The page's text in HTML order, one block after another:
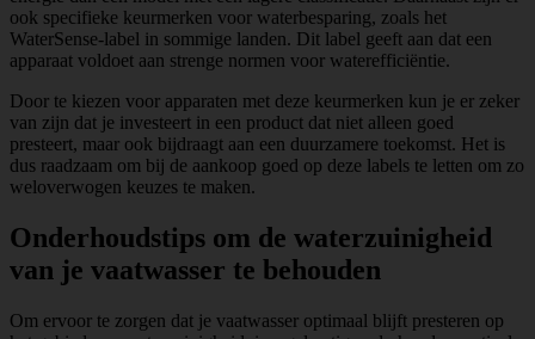
ook specifieke keurmerken voor waterbesparing, zoals het
WaterSense-label in sommige landen. Dit label geeft aan dat een
apparaat voldoet aan strenge normen voor waterefficiëntie.
Door te kiezen voor apparaten met deze keurmerken kun je er zeker
van zijn dat je investeert in een product dat niet alleen goed
presteert, maar ook bijdraagt aan een duurzamere toekomst. Het is
dus raadzaam om bij de aankoop goed op deze labels te letten om zo
weloverwogen keuzes te maken.
Onderhoudstips om de waterzuinigheid
van je vaatwasser te behouden
Om ervoor te zorgen dat je vaatwasser optimaal blijft presteren op